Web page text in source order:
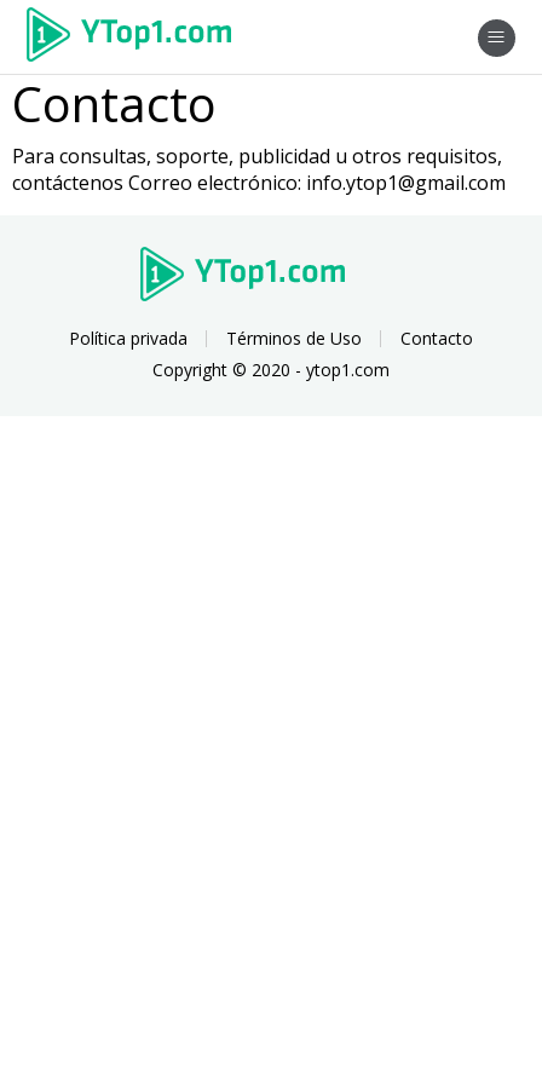
Contacto
Para consultas, soporte, publicidad u otros requisitos,
contáctenos Correo electrónico: info.ytop1@gmail.com
Política privada Términos de Uso
Contacto
Copyright © 2020 - ytop1.com